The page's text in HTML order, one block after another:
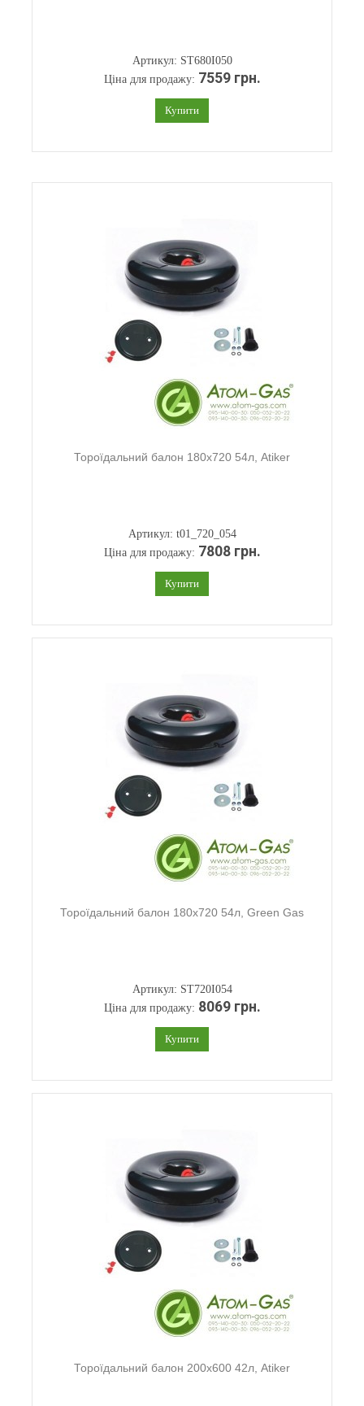
Артикул: ST680I050
Ціна для продажу: 7559 грн.
Купити
Тороїдальний балон 180х720 54л, Atiker
Артикул: t01_720_054
Ціна для продажу: 7808 грн.
Купити
Тороїдальний балон 180х720 54л, Green Gas
Артикул: ST720I054
Ціна для продажу: 8069 грн.
Купити
Тороїдальний балон 200х600 42л, Atiker